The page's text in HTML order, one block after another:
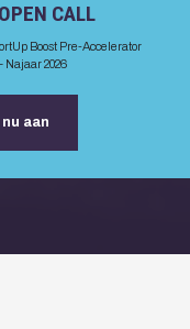
CALL
Boost Pre-Accelerator
Najaar 2026
aan